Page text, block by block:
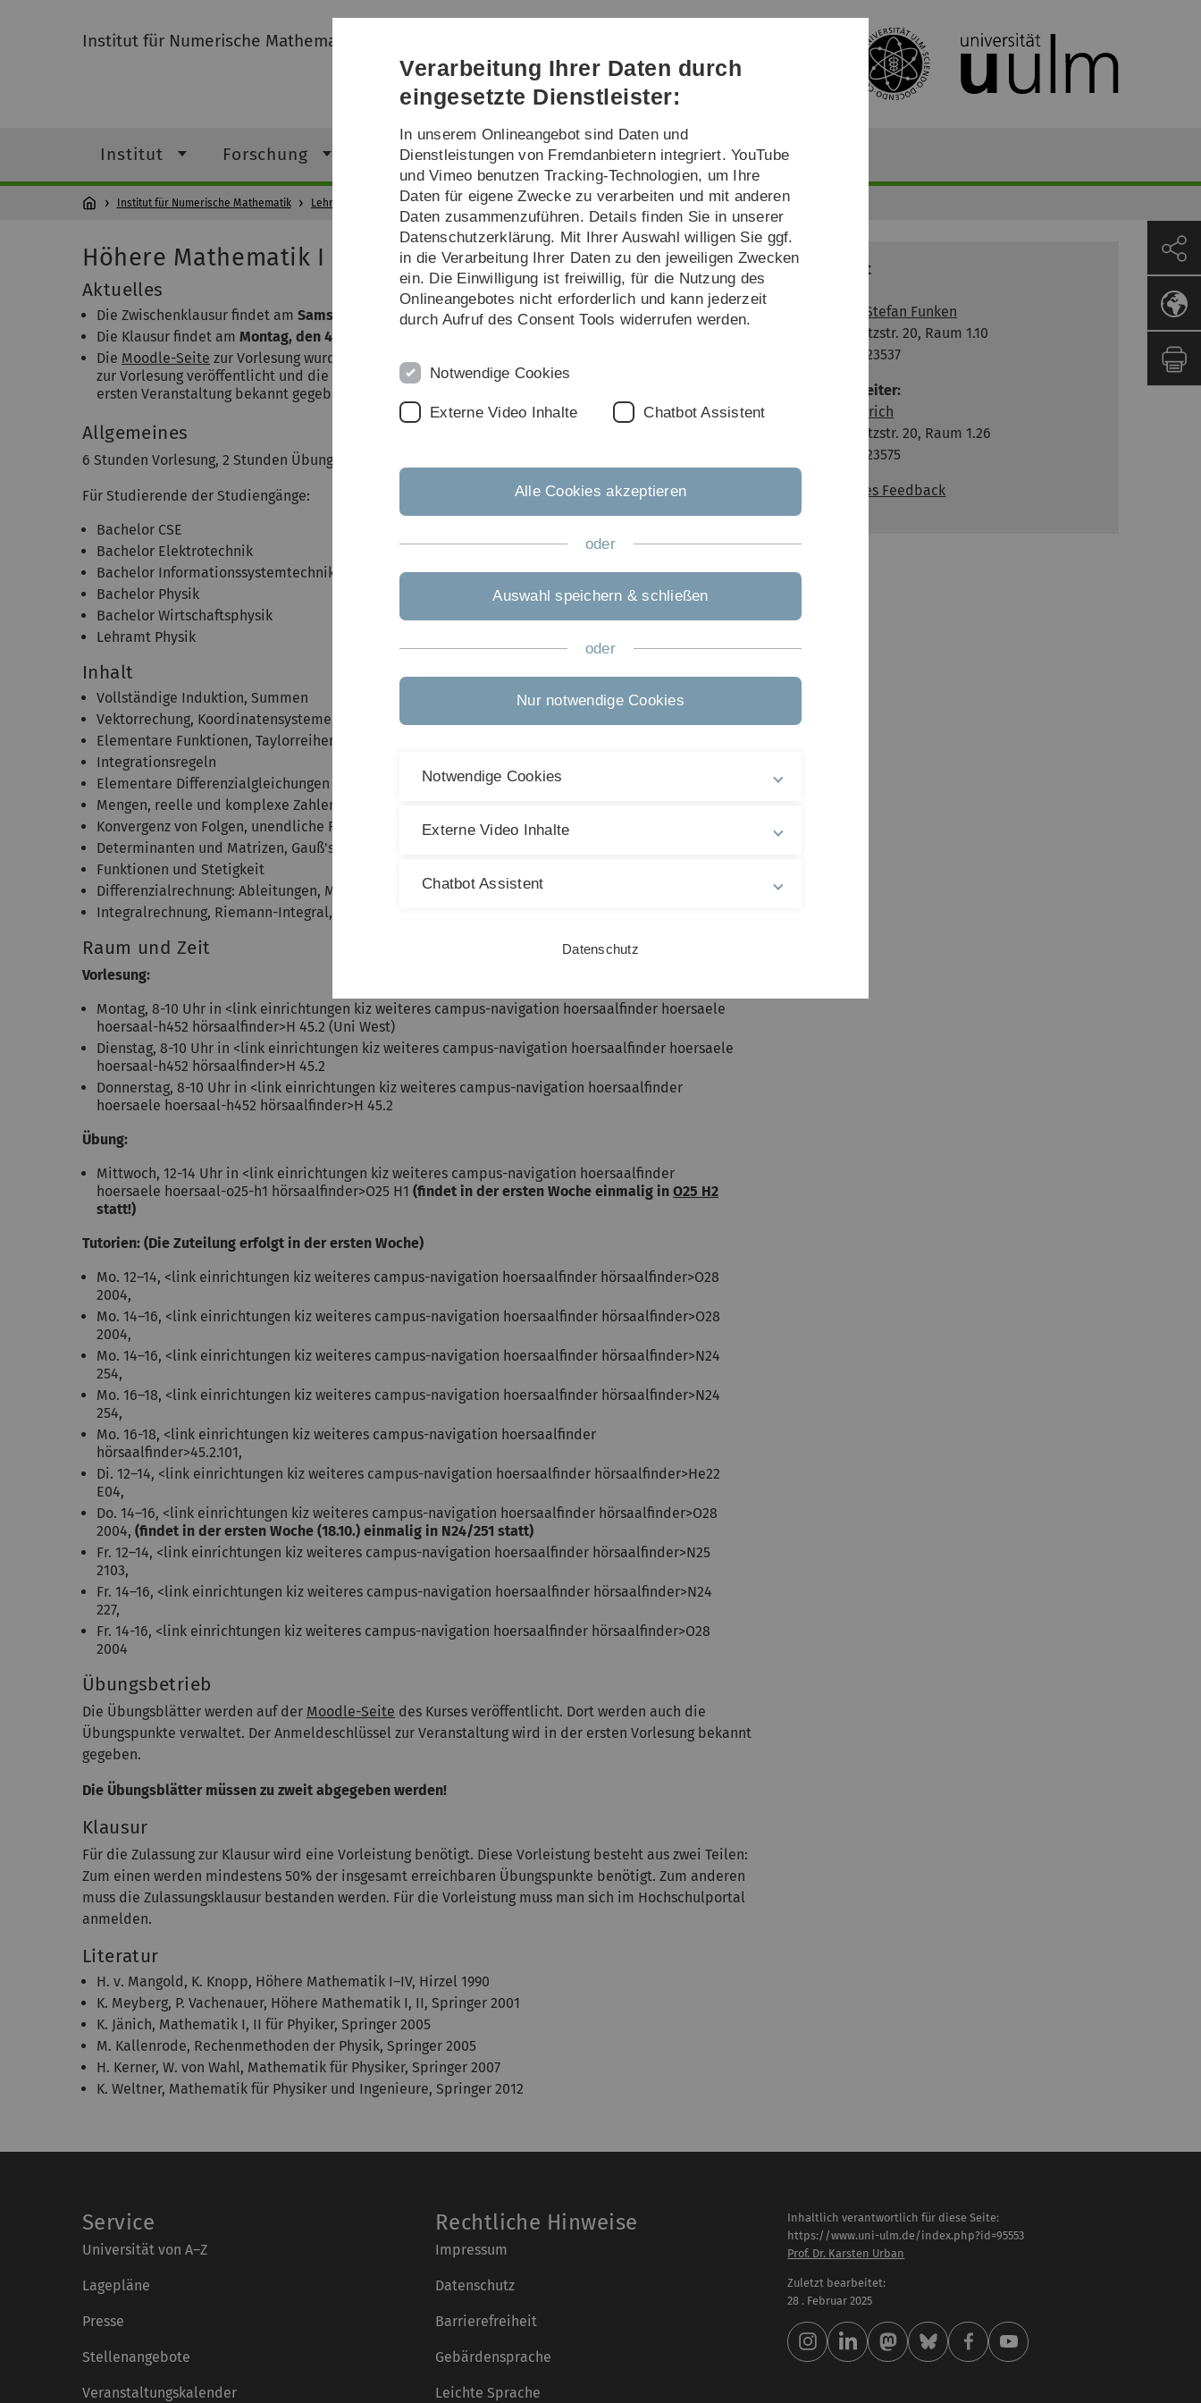
Direkt
Direkt
Direkt
(Sprache,
Drucken,
Social
Direkt
Direkt
Institut für Numerische Mathematik
Institut Forschung Lehre
Institut für Numerische Mathematik Lehre Wintersemester 2018/2019 Vorlesung Höhere Mathematik I
Höhere Mathematik I
Aktuelles
Die Zwischenklausur findet am Samstag, den 15. Dezember 2018 um 8:00 Uhrstatt.
Die Klausur findet am Montag, den 4. März 2019 um 10:00 Uhr
Die Moodle-Seite zur Vorlesung wurde erstellt. Dort werden alle Übungsblätter und Materialien
zur Vorlesung veröffentlicht und die Übungspunkte verwaltet. Der Anmeldeschlüssel wurde in der
ersten Veranstaltung bekannt gegeben.
Allgemeines
6 Stunden Vorlesung, 2 Stunden Übung (6+2)
Für Studierende der Studiengänge:
Bachelor CSE
Bachelor Elektrotechnik
Bachelor Informationssystemtechnik
Bachelor Physik
Bachelor Wirtschaftsphysik
Lehramt Physik
Inhalt
Vollständige Induktion, Summen
Vektorrechung, Koordinatensysteme, Kegelschnitte
Elementare Funktionen, Taylorreihen
Integrationsregeln
Elementare Differenzialgleichungen
Mengen, reelle und komplexe Zahlen
Konvergenz von Folgen, unendliche Reihen
Determinanten und Matrizen, Gauß'sches Eliminationsverfahren
Funktionen und Stetigkeit
Differenzialrechnung: Ableitungen, Mittelwertsätze, Satz von Taylor, Extremwerte, Potenzreihen
Integralrechnung, Riemann-Integral, Hauptsatz der Differential- und Integralrechung
Raum und Zeit
Vorlesung:
Montag, 8-10 Uhr in <link einrichtungen kiz weiteres campus-navigation hoersaalfinder hoersaele
hoersaal-h452 hörsaalfinder>H 45.2 (Uni West)
Dienstag, 8-10 Uhr in <link einrichtungen kiz weiteres campus-navigation hoersaalfinder hoersaele
hoersaal-h452 hörsaalfinder>H 45.2
Donnerstag, 8-10 Uhr in <link einrichtungen kiz weiteres campus-navigation hoersaalfinder
hoersaele hoersaal-h452 hörsaalfinder>H 45.2
Übung:
Mittwoch, 12-14 Uhr in <link einrichtungen kiz weiteres campus-navigation hoersaalfinder
hoersaele hoersaal-o25-h1 hörsaalfinder>O25 H1 (findet in der ersten Woche einmalig in O25 H2
statt!)
Tutorien: (Die Zuteilung erfolgt in der ersten Woche)
Mo. 12–14, <link einrichtungen kiz weiteres campus-navigation hoersaalfinder hörsaalfinder>O28
2004,
Mo. 14–16, <link einrichtungen kiz weiteres campus-navigation hoersaalfinder hörsaalfinder>O28
2004,
Mo. 14–16, <link einrichtungen kiz weiteres campus-navigation hoersaalfinder hörsaalfinder>N24
254,
Mo. 16–18, <link einrichtungen kiz weiteres campus-navigation hoersaalfinder hörsaalfinder>N24
254,
Mo. 16-18, <link einrichtungen kiz weiteres campus-navigation hoersaalfinder
hörsaalfinder>45.2.101,
Di. 12–14, <link einrichtungen kiz weiteres campus-navigation hoersaalfinder hörsaalfinder>He22
E04,
Do. 14–16, <link einrichtungen kiz weiteres campus-navigation hoersaalfinder hörsaalfinder>O28
2004, (findet in der ersten Woche (18.10.) einmalig in N24/251 statt)
Fr. 12–14, <link einrichtungen kiz weiteres campus-navigation hoersaalfinder hörsaalfinder>N25
2103,
Fr. 14–16, <link einrichtungen kiz weiteres campus-navigation hoersaalfinder hörsaalfinder>N24
227,
Fr. 14-16, <link einrichtungen kiz weiteres campus-navigation hoersaalfinder hörsaalfinder>O28
2004
Übungsbetrieb
Die Übungsblätter werden auf der Moodle-Seite des Kurses veröffentlicht. Dort werden auch die
Übungspunkte verwaltet. Der Anmeldeschlüssel zur Veranstaltung wird in der ersten Vorlesung bekannt
gegeben.
Die Übungsblätter müssen zu zweit abgegeben werden!
Klausur
Für die Zulassung zur Klausur wird eine Vorleistung benötigt. Diese Vorleistung besteht aus zwei Teilen:
Zum einen werden mindestens 50% der insgesamt erreichbaren Übungspunkte benötigt. Zum anderen
muss die Zulassungsklausur bestanden werden. Für die Vorleistung muss man sich im Hochschulportal
anmelden.
Literatur
H. v. Mangold, K. Knopp, Höhere Mathematik I–IV, Hirzel 1990
K. Meyberg, P. Vachenauer, Höhere Mathematik I, II, Springer 2001
K. Jänich, Mathematik I, II für Phyiker, Springer 2005
M. Kallenrode, Rechenmethoden der Physik, Springer 2005
H. Kerner, W. von Wahl, Mathematik für Physiker, Springer 2007
K. Weltner, Mathematik für Physiker und Ingenieure, Springer 2012
Kontakt
Prof. Dr. Stefan Funken
Helmholtzstr. 20, Raum 1.10
0731-50-23537
Übungsleiter:
Jörn Dietrich
Helmholtzstr. 20, Raum 1.26
0731-50-23575
Anonymes Feedback
Service
Universität von A–Z
Lagepläne
Presse
Stellenangebote
Veranstaltungskalender
Rechtliche Hinweise
Impressum
Datenschutz
Barrierefreiheit
Gebärdensprache
Leichte Sprache
Inhaltlich verantwortlich für diese Seite:
https://www.uni-ulm.de/index.php?id=95553
Prof. Dr. Karsten Urban
Zuletzt bearbeitet:
28 . Februar 2025
Verarbeitung Ihrer Daten durch
eingesetzte Dienstleister:
In unserem Onlineangebot sind Daten und
Dienstleistungen von Fremdanbietern integriert. YouTube
und Vimeo benutzen Tracking-Technologien, um Ihre
Daten für eigene Zwecke zu verarbeiten und mit anderen
Daten zusammenzuführen. Details finden Sie in unserer
Datenschutzerklärung. Mit Ihrer Auswahl willigen Sie ggf.
in die Verarbeitung Ihrer Daten zu den jeweiligen Zwecken
ein. Die Einwilligung ist freiwillig, für die Nutzung des
Onlineangebotes nicht erforderlich und kann jederzeit
durch Aufruf des Consent Tools widerrufen werden.
Notwendige Cookies
Externe Video Inhalte Chatbot Assistent
Alle Cookies akzeptieren
oder
Auswahl speichern & schließen
oder
Nur notwendige Cookies
Notwendige Cookies
Externe Video Inhalte
Chatbot Assistent
Datenschutz